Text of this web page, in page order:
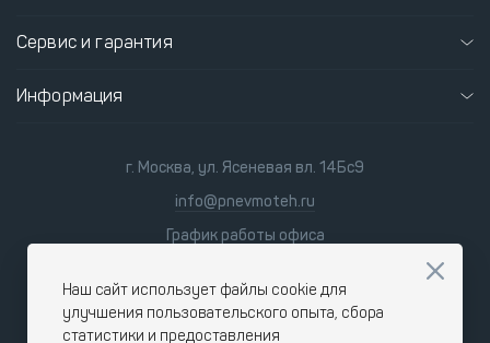
Сервис и гарантия
Информация
г. Москва, ул. Ясеневая вл. 14Бс9
info@pnevmoteh.ru
График работы офиса
9:00 - 18:00
Наш сайт использует файлы cookie для
улучшения пользовательского опыта, сбора
статистики и предоставления